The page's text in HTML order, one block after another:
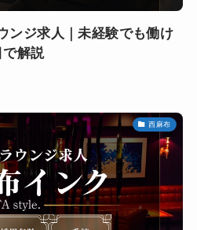
ンジ求人｜未経験でも働け
で解説
西麻布